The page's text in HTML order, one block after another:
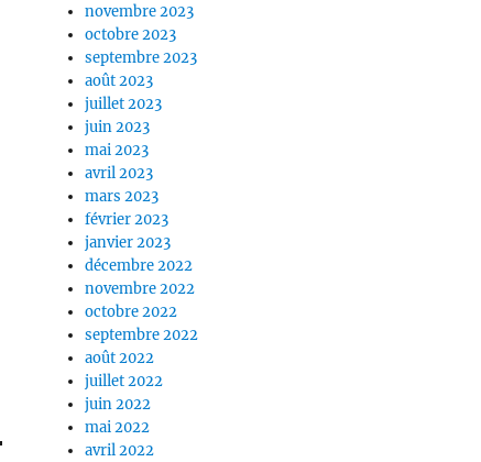
novembre 2023
octobre 2023
septembre 2023
août 2023
juillet 2023
juin 2023
mai 2023
avril 2023
mars 2023
février 2023
janvier 2023
décembre 2022
novembre 2022
octobre 2022
septembre 2022
août 2022
juillet 2022
juin 2022
mai 2022
avril 2022